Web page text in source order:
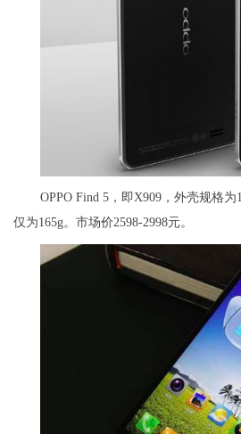
OPPO Find 5，即X909，外壳规格为
仅为165g。市场价2598-2998元。